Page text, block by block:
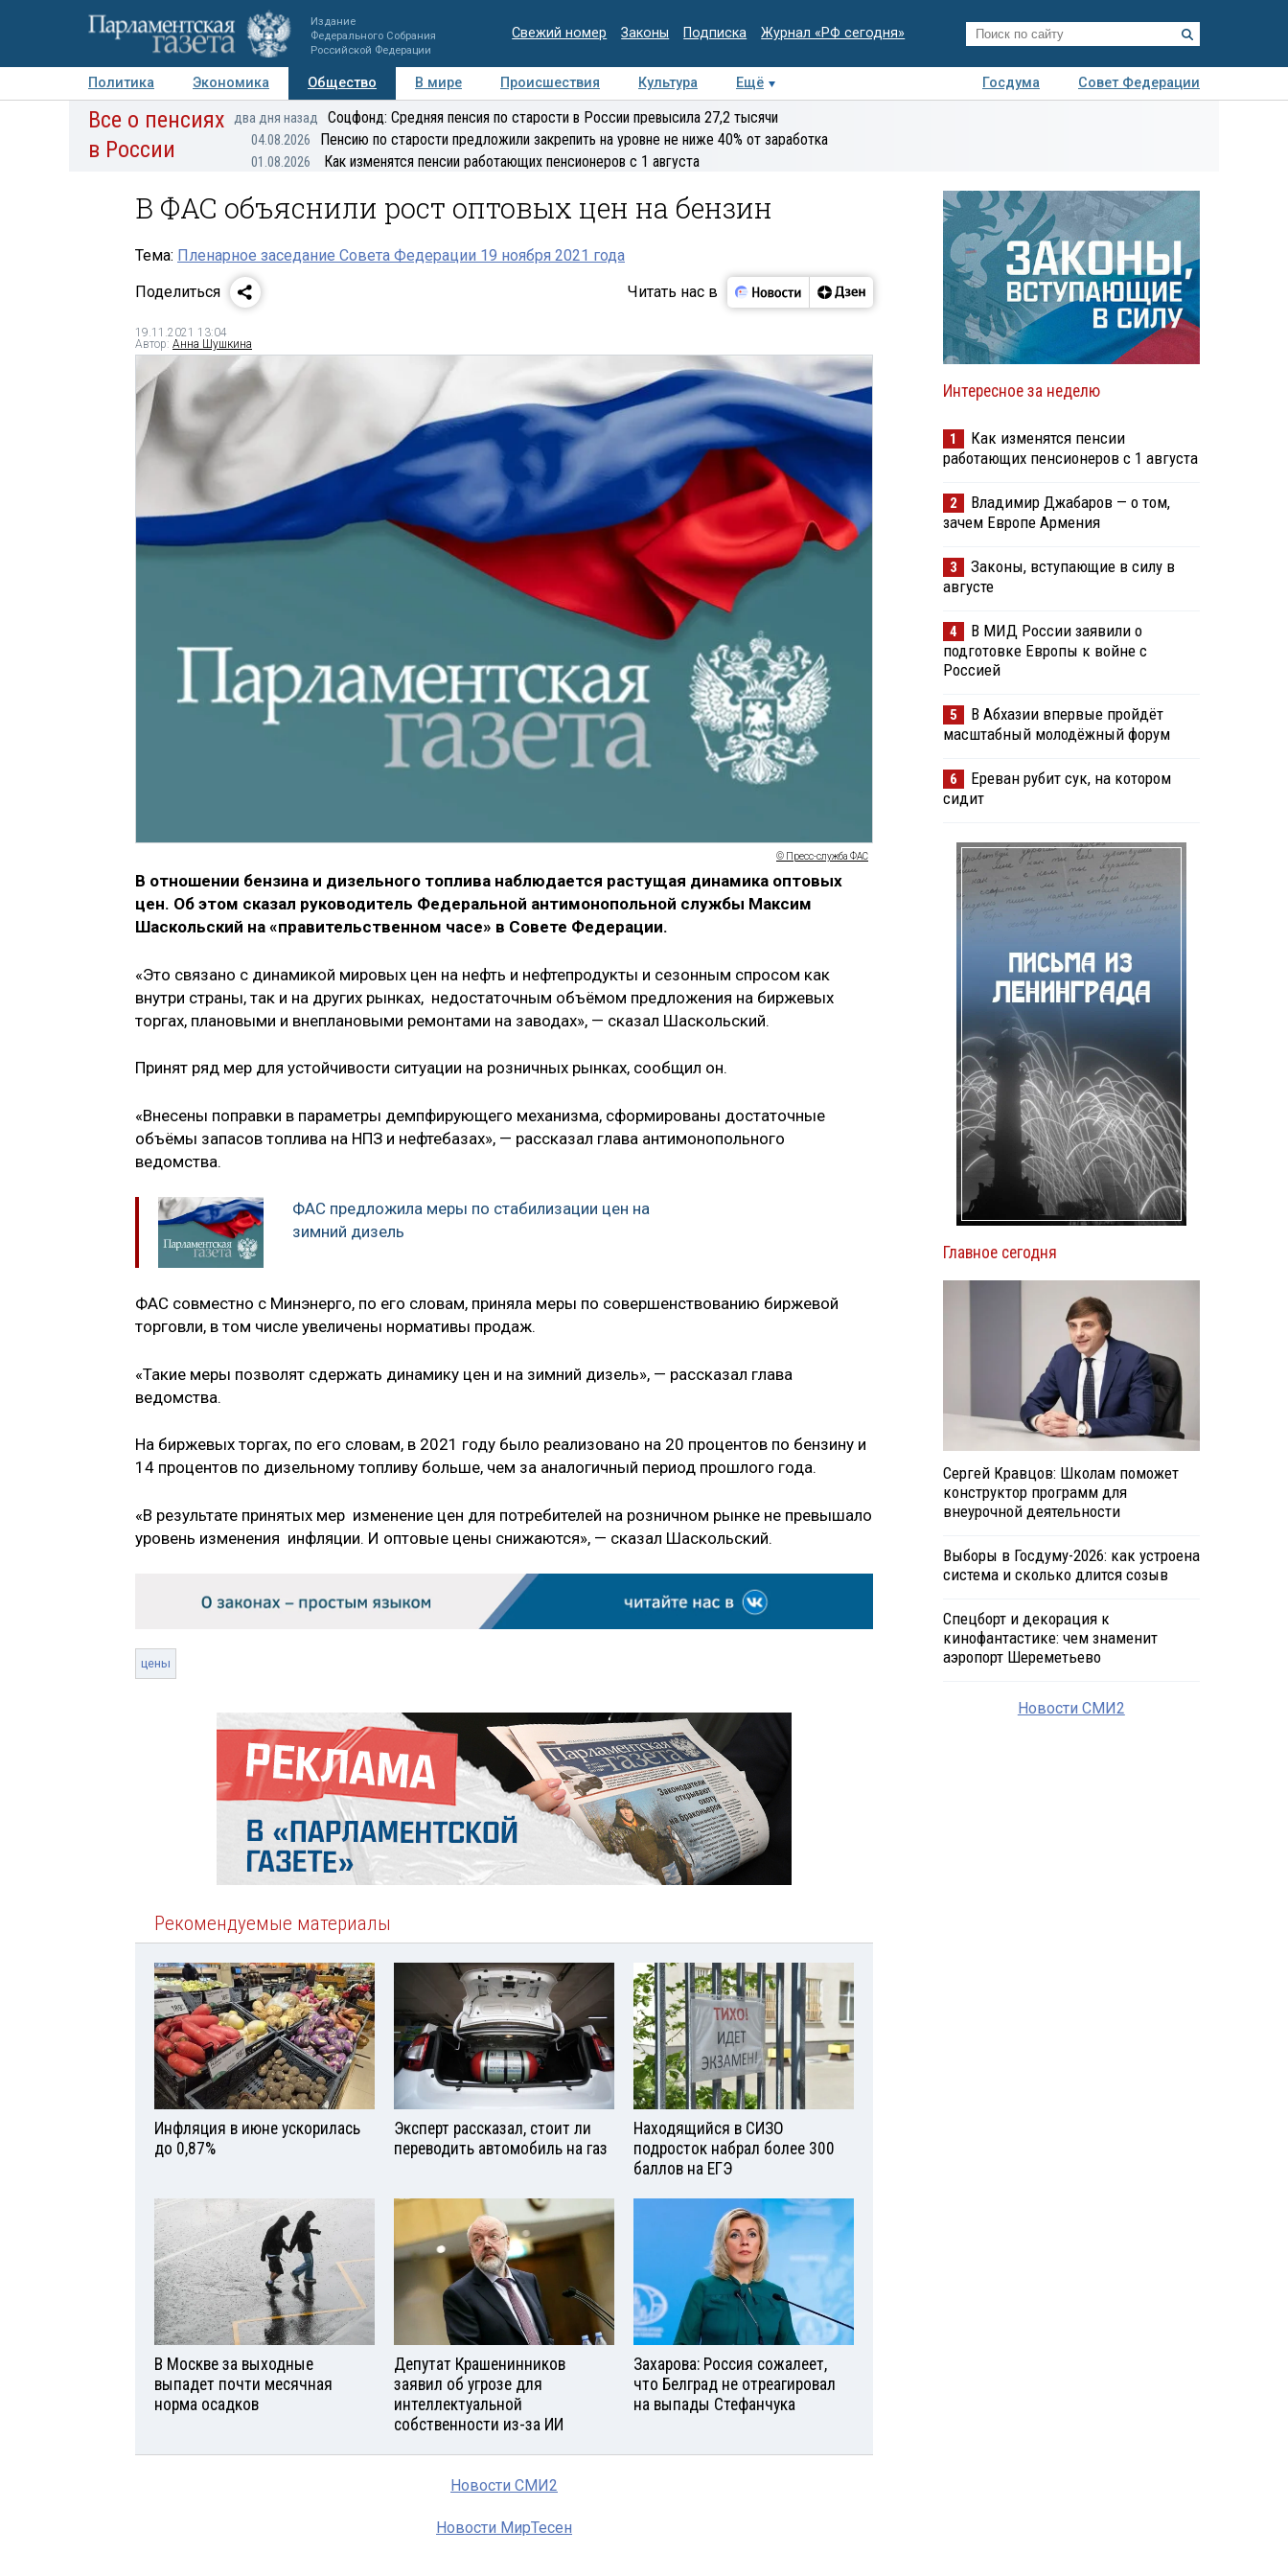
Издание
Федерального Собрания
Российской Федерации
Свежий номер Законы Подписка Журнал «РФ сегодня»
Политика Экономика Общество В мире Происшествия Культура Ещё Госдума
Совет Федерации
Авторы Персоны Мнения Регионы Медиацентр Интервью Колумнисты
Все о пенсиях
в России
два дня назад Соцфонд: Средняя пенсия по старости в России превысила 27,2 тысячи
04.08.2026 Пенсию по старости предложили закрепить на уровне не ниже 40% от заработка
01.08.2026 Как изменятся пенсии работающих пенсионеров с 1 августа
В ФАС объяснили рост оптовых цен на бензин
Тема: Пленарное заседание Совета Федерации 19 ноября 2021 года
Поделиться
Читать нас в
19.11.2021 13:04
Автор: Анна Шушкина
© Пресс-служба ФАС
В отношении бензина и дизельного топлива наблюдается растущая динамика оптовых
цен. Об этом сказал руководитель Федеральной антимонопольной службы Максим
Шаскольский на «правительственном часе» в Совете Федерации.
«Это связано с динамикой мировых цен на нефть и нефтепродукты и сезонным спросом как
внутри страны, так и на других рынках, недостаточным объёмом предложения на биржевых
торгах, плановыми и внеплановыми ремонтами на заводах», — сказал Шаскольский.
Принят ряд мер для устойчивости ситуации на розничных рынках, сообщил он.
«Внесены поправки в параметры демпфирующего механизма, сформированы достаточные
объёмы запасов топлива на НПЗ и нефтебазах», — рассказал глава антимонопольного
ведомства.
ФАС предложила меры по стабилизации цен на
зимний дизель
ФАС совместно с Минэнерго, по его словам, приняла меры по совершенствованию биржевой
торговли, в том числе увеличены нормативы продаж.
«Такие меры позволят сдержать динамику цен и на зимний дизель», — рассказал глава
ведомства.
На биржевых торгах, по его словам, в 2021 году было реализовано на 20 процентов по бензину и
14 процентов по дизельному топливу больше, чем за аналогичный период прошлого года.
«В результате принятых мер изменение цен для потребителей на розничном рынке не превышало
уровень изменения инфляции. И оптовые цены снижаются», — сказал Шаскольский.
цены
Рекомендуемые материалы
Инфляция в июне ускорилась
до 0,87%
Эксперт рассказал, стоит ли
переводить автомобиль на газ
Находящийся в СИЗО
подросток набрал более 300
баллов на ЕГЭ
В Москве за выходные
выпадет почти месячная
норма осадков
Депутат Крашенинников
заявил об угрозе для
интеллектуальной
собственности из-за ИИ
Захарова: Россия сожалеет,
что Белград не отреагировал
на выпады Стефанчука
Новости СМИ2
Новости МирТесен
Интересное за неделю
1
Как изменятся пенсии
работающих пенсионеров с 1 августа
2
Владимир Джабаров — о том,
зачем Европе Армения
3
Законы, вступающие в силу в
августе
4
В МИД России заявили о
подготовке Европы к войне с
Россией
5
В Абхазии впервые пройдёт
масштабный молодёжный форум
6
Ереван рубит сук, на котором
сидит
Главное сегодня
Сергей Кравцов: Школам поможет
конструктор программ для
внеурочной деятельности
Выборы в Госдуму-2026: как устроена
система и сколько длится созыв
Спецборт и декорация к
кинофантастике: чем знаменит
аэропорт Шереметьево
Новости СМИ2